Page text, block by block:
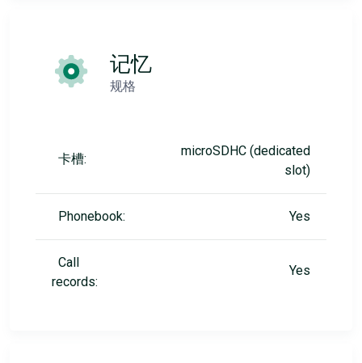
记忆
规格
卡槽:
microSDHC (dedicated
slot)
Phonebook: Yes
Call
records:
Yes